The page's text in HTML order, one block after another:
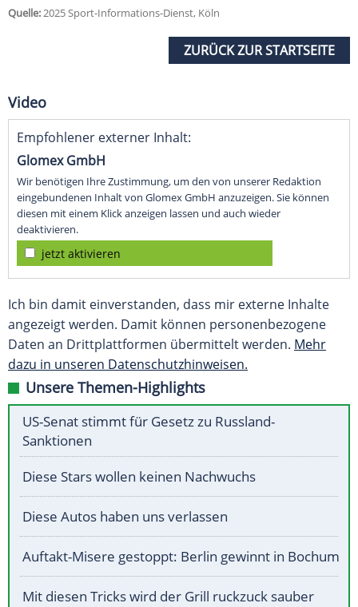
Quelle:2025 Sport-Informations-Dienst, Köln
ZURÜCK ZUR STARTSEITE
Video
Empfohlener externer Inhalt:
Glomex GmbH
Wir benötigen Ihre Zustimmung, um den von unserer Redaktion
eingebundenen Inhalt von Glomex GmbH anzuzeigen. Sie können
diesen mit einem Klick anzeigen lassen und auch wieder
deaktivieren.
jetzt aktivieren
Ich bin damit einverstanden, dass mir externe Inhalte
angezeigt werden. Damit können personenbezogene
Daten an Drittplattformen übermittelt werden. Mehr
dazu in unseren Datenschutzhinweisen.
Unsere Themen-Highlights
US-Senat stimmt für Gesetz zu Russland-
Sanktionen
Diese Stars wollen keinen Nachwuchs
Diese Autos haben uns verlassen
Auftakt-Misere gestoppt: Berlin gewinnt in Bochum
Mit diesen Tricks wird der Grill ruckzuck sauber